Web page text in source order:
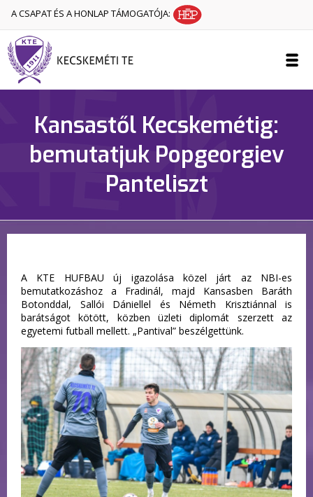
A CSAPAT ÉS A HONLAP TÁMOGATÓJA:
Kansastől Kecskemétig:
bemutatjuk Popgeorgiev
Panteliszt
A KTE HUFBAU új igazolása közel járt az NBI-es
bemutatkozáshoz a Fradinál, majd Kansasben Baráth
Botonddal, Sallói Dániellel és Németh Krisztiánnal is
barátságot kötött, közben üzleti diplomát szerzett az
egyetemi futball mellett. „Pantival” beszélgettünk.